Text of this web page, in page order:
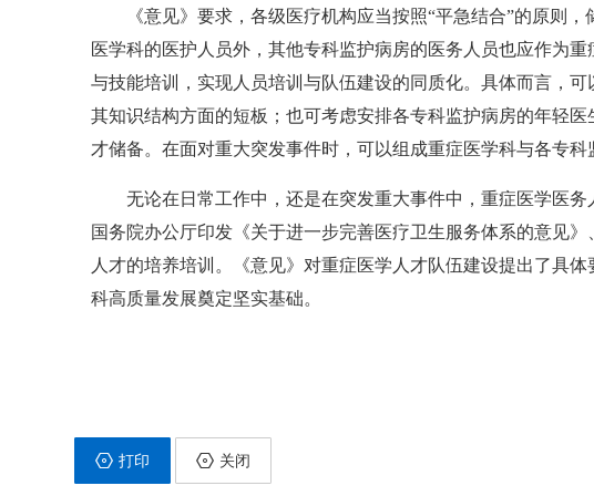
《意见》要求，各级医疗机构应当按照“平急结合”的原则
医学科的医护人员外，其他专科监护病房的医务人员也应作为
与技能培训，实现人员培训与队伍建设的同质化。具体而言，
其知识结构方面的短板；也可考虑安排各专科监护病房的年轻
才储备。在面对重大突发事件时，可以组成重症医学科与各专
无论在日常工作中，还是在突发重大事件中，重症医学医
国务院办公厅印发《关于进一步完善医疗卫生服务体系的意见
人才的培养培训。《意见》对重症医学人才队伍建设提出了具
科高质量发展奠定坚实基础。
打印 关闭